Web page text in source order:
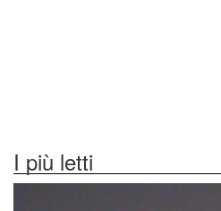
I più letti